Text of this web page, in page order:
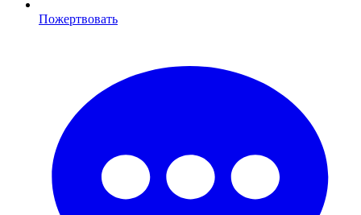
Пожертвовать